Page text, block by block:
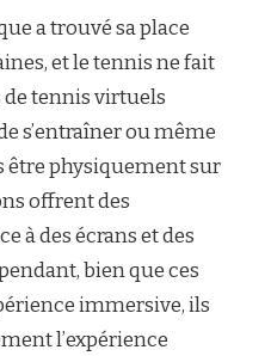
a trouvé sa place
et le tennis ne fait
de tennis virtuels
s’entraîner ou même
être physiquement sur
offrent des
à des écrans et des
bien que ces
immersive, ils
l’expérience